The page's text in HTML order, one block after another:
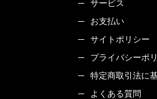
サービス
お支払い
サイトポリシー
プライバシーポ
特定商取引法に
よくある質問